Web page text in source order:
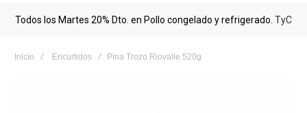
Todos los Martes 20% Dto. en Pollo congelado y refrigerado. TyC
Inicio Encurtidos Pina Trozo Riovalle 520g